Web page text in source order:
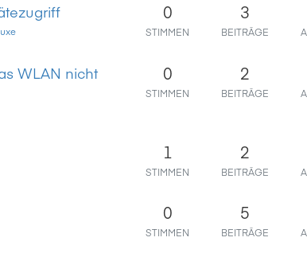
0
STIMMEN
3
BEITRÄGE
WLAN nicht
0
STIMMEN
2
BEITRÄGE
1
STIMMEN
2
BEITRÄGE
0
STIMMEN
5
BEITRÄGE